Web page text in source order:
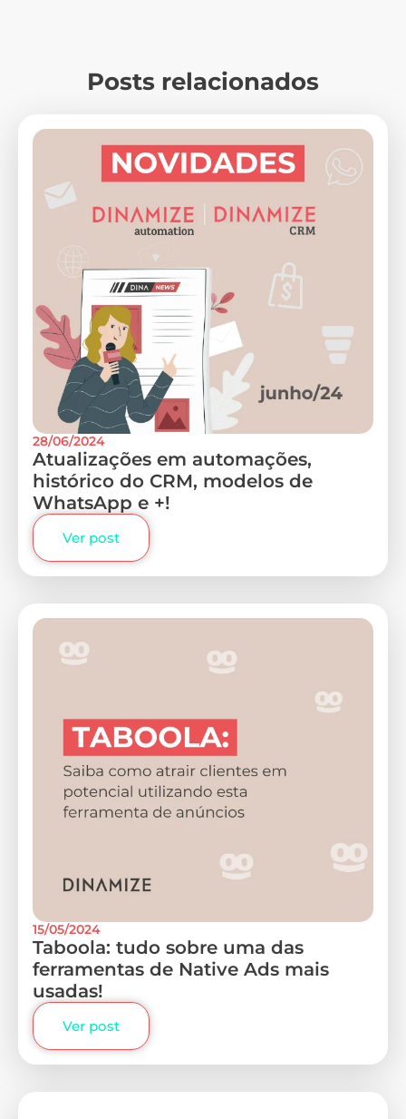
Posts relacionados
28/06/2024
Atualizações em automações,
histórico do CRM, modelos de
WhatsApp e +!
Ver post
15/05/2024
Taboola: tudo sobre uma das
ferramentas de Native Ads mais
usadas!
Ver post